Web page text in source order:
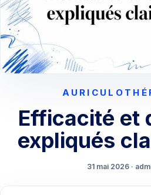
Efficacité et
expliqués
31 mai 2026 ·